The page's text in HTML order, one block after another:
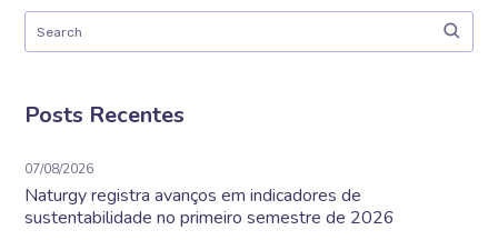
Posts Recentes
07/08/2026
Naturgy registra avanços em indicadores de
sustentabilidade no primeiro semestre de 2026